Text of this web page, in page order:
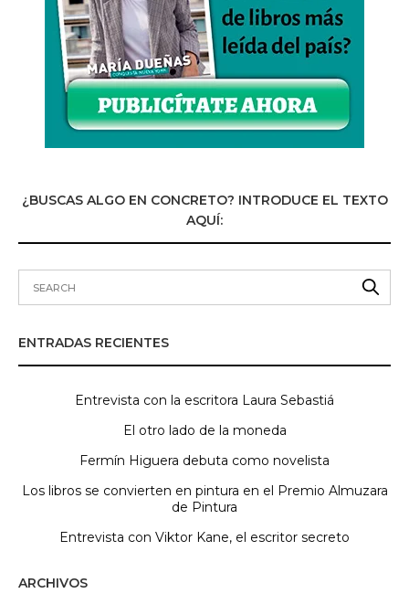
¿BUSCAS ALGO EN CONCRETO? INTRODUCE EL TEXTO
AQUÍ:
ENTRADAS RECIENTES
Entrevista con la escritora Laura Sebastiá
El otro lado de la moneda
Fermín Higuera debuta como novelista
Los libros se convierten en pintura en el Premio Almuzara
de Pintura
Entrevista con Viktor Kane, el escritor secreto
ARCHIVOS